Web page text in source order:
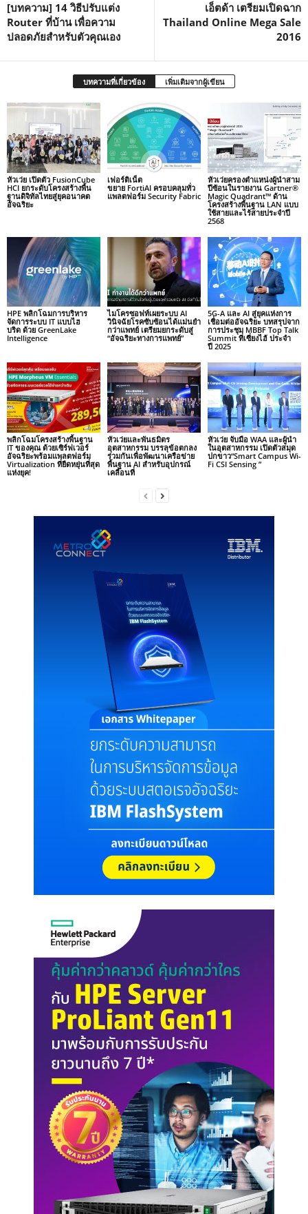
[บทความ] 14 วิธีปรับแต่ง
Router ที่บ้าน เพื่อความ
ปลอดภัยสำหรับตัวคุณเอง
เอ็ตด้า เตรียมเปิดฉาก
Thailand Online Mega Sale
2016
บทความที่เกี่ยวข้อง เพิ่มเติมจากผู้เขียน
หัวเว่ย เปิดตัว FusionCube
HCI ยกระดับโครงสร้างพื้น
ฐานดิจิทัลไทยสู่ยุคอนาคต
อัจฉริยะ
เฟอร์ติเน็ต
ขยาย FortiAI ครอบคลุมทั่ว
แพลตฟอร์ม Security Fabric
หัวเว่ยครองตำแหน่งผู้นำสาม
ปีซ้อนในรายงาน Gartner®
Magic Quadrant™ ด้าน
โครงสร้างพื้นฐาน LAN แบบ
ใช้สายและไร้สายประจำปี
2568
HPE พลิกโฉมการบริหาร
จัดการระบบ IT แบบไฮ
บริด ด้วย GreenLake
Intelligence
ไมโครซอฟท์เผยระบบ AI
วินิจฉัยโรคซับซ้อนได้แม่นยำ
กว่าแพทย์ เตรียมยกระดับสู่
“อัจฉริยะทางการแพทย์”
5G-A และ AI สู่ยุคแห่งการ
เชื่อมต่ออัจฉริยะ บทสรุปจาก
การประชุม MBBF Top Talk
Summit ที่เซี่ยงไฮ้ ประจำ
ปี 2025
พลิกโฉมโครงสร้างพื้นฐาน
IT ของคุณ ด้วยเซิร์ฟเวอร์
อัจฉริยะพร้อมแพลตฟอร์ม
Virtualization ที่ยืดหยุ่นที่สุด
แห่งยุค!
หัวเว่ยและพันธมิตร
อุตสาหกรรม บรรลุข้อตกลง
ร่วมกันเพื่อพัฒนาเครือข่าย
พื้นฐาน AI สำหรับอุปกรณ์
เคลื่อนที่
หัวเว่ย จับมือ WAA และผู้นำ
ในอุตสาหกรรม เปิดตัวสมุด
ปกขาว“Smart Campus Wi-
Fi CSI Sensing ”